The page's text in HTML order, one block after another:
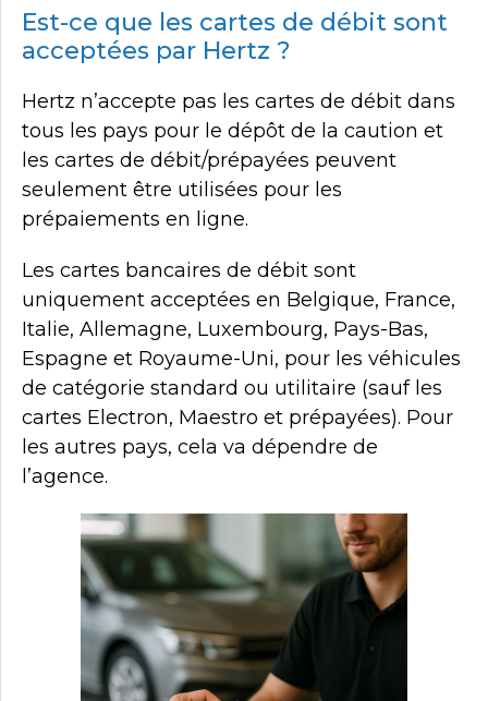
Est-ce que les cartes de débit sont
acceptées par Hertz ?
Hertz n’accepte pas les cartes de débit dans
tous les pays pour le dépôt de la caution et
les cartes de débit/prépayées peuvent
seulement être utilisées pour les
prépaiements en ligne.
Les cartes bancaires de débit sont
uniquement acceptées en Belgique, France,
Italie, Allemagne, Luxembourg, Pays-Bas,
Espagne et Royaume-Uni, pour les véhicules
de catégorie standard ou utilitaire (sauf les
cartes Electron, Maestro et prépayées). Pour
les autres pays, cela va dépendre de
l’agence.